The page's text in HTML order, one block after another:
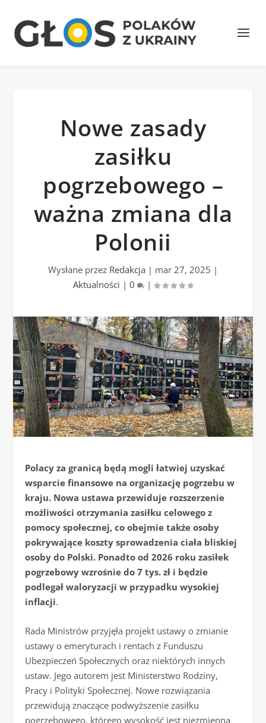
Nowe zasady
zasiłku
pogrzebowego –
ważna zmiana dla
Polonii
Wysłane przez Redakcja | mar 27, 2025 |
Aktualności | 0 |
Polacy za granicą będą mogli łatwiej uzyskać
wsparcie finansowe na organizację pogrzebu w
kraju. Nowa ustawa przewiduje rozszerzenie
możliwości otrzymania zasiłku celowego z
pomocy społecznej, co obejmie także osoby
pokrywające koszty sprowadzenia ciała bliskiej
osoby do Polski. Ponadto od 2026 roku zasiłek
pogrzebowy wzrośnie do 7 tys. zł i będzie
podlegał waloryzacji w przypadku wysokiej
inflacji.
Rada Ministrów przyjęła projekt ustawy o zmianie
ustawy o emeryturach i rentach z Funduszu
Ubezpieczeń Społecznych oraz niektórych innych
ustaw. Jego autorem jest Ministerstwo Rodziny,
Pracy i Polityki Społecznej. Nowe rozwiązania
przewidują znaczące podwyższenie zasiłku
pogrzebowego, którego wysokość jest niezmienna